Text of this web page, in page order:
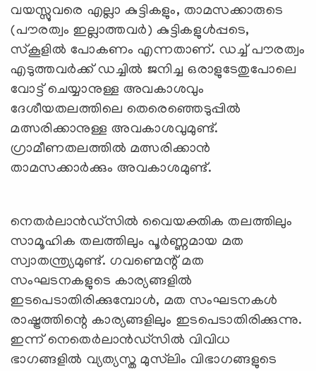
വയസ്സുവരെ എല്ലാ കുട്ടികളും, താമസക്കാരുടെ
(പൗരത്വം ഇല്ലാത്തവർ) കുട്ടികളുൾപ്പടെ,
സ്കൂളിൽ പോകണം എന്നതാണ്. ഡച്ച് പൗരത്വം
എടുത്തവർക്ക് ഡച്ചിൽ ജനിച്ച ഒരാളുടേതുപോലെ
വോട്ട് ചെയ്യാനുള്ള അവകാശവും
ദേശീയതലത്തിലെ തെരെഞ്ഞെടുപ്പിൽ
മത്സരിക്കാനുള്ള അവകാശവുമുണ്ട്.
ഗ്രാമീണതലത്തിൽ മത്സരിക്കാൻ
താമസക്കാർക്കും അവകാശമുണ്ട്.
നെതർലാൻഡ്‌സിൽ വൈയക്തിക തലത്തിലും
സാമൂഹിക തലത്തിലും പൂർണ്ണമായ മത
സ്വാതന്ത്ര്യമുണ്ട്. ഗവണ്മെന്റ് മത
സംഘടനകളുടെ കാര്യങ്ങളിൽ
ഇടപെടാതിരിക്കുമ്പോൾ, മത സംഘടനകൾ
രാഷ്ട്രത്തിന്റെ കാര്യങ്ങളിലും ഇടപെടാതിരിക്കുന്നു.
ഇന്ന് നെതെർലാൻഡ്സിൽ വിവിധ
ഭാഗങ്ങളിൽ വ്യത്യസ്ത മുസ്‍ലിം വിഭാഗങ്ങളുടെ